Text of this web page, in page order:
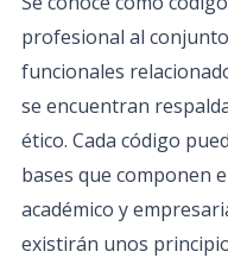
profesional al
funcionales
se encuentran
ético. Cada código
bases que componen
académico y
existirán unos